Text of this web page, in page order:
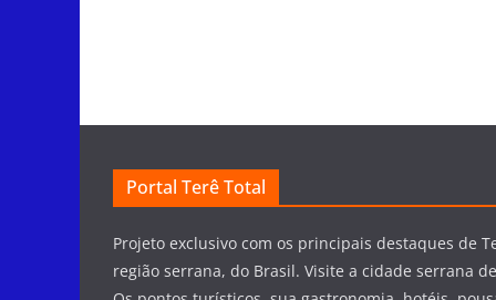
Portal Terê Total
Projeto exclusivo com os principais destaques de
região serrana, do Brasil. Visite a cidade serrana